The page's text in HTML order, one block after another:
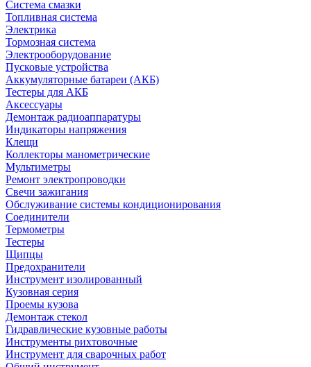
Система смазки
Топливная система
Электрика
Тормозная система
Электрооборудование
Пусковые устройства
Аккумуляторные батареи (АКБ)
Тестеры для АКБ
Аксессуары
Демонтаж радиоаппаратуры
Индикаторы напряжения
Клещи
Коллекторы манометрические
Мультиметры
Ремонт электропроводки
Свечи зажигания
Обслуживание системы кондиционирования
Соединители
Термометры
Тестеры
Щипцы
Предохранители
Инструмент изолированный
Кузовная серия
Проемы кузова
Демонтаж стекол
Гидравлические кузовные работы
Инструменты рихтовочные
Инструмент для сварочных работ